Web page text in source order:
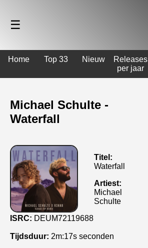
☰
Home Top 33 Nieuw
Releases
per jaar
Michael Schulte -
Waterfall
Titel:
Waterfall
Artiest:
Michael
Schulte
ISRC: DEUM72119688
Tijdsduur: 2m:17s seconden